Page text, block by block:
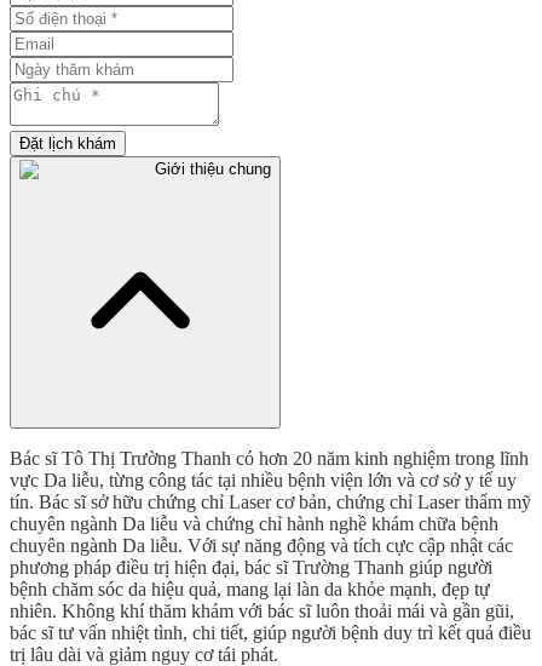
Đặt lịch khám
Giới thiệu chung
Bác sĩ Tô Thị Trường Thanh có hơn 20 năm kinh nghiệm trong lĩnh
vực Da liễu, từng công tác tại nhiều bệnh viện lớn và cơ sở y tế uy
tín. Bác sĩ sở hữu chứng chỉ Laser cơ bản, chứng chỉ Laser thẩm mỹ
chuyên ngành Da liễu và chứng chỉ hành nghề khám chữa bệnh
chuyên ngành Da liễu. Với sự năng động và tích cực cập nhật các
phương pháp điều trị hiện đại, bác sĩ Trường Thanh giúp người
bệnh chăm sóc da hiệu quả, mang lại làn da khỏe mạnh, đẹp tự
nhiên. Không khí thăm khám với bác sĩ luôn thoải mái và gần gũi,
bác sĩ tư vấn nhiệt tình, chi tiết, giúp người bệnh duy trì kết quả điều
trị lâu dài và giảm nguy cơ tái phát.